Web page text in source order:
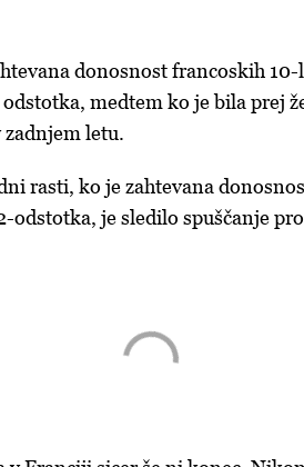
donosnost francoskih
medtem ko je bila prej
zadnjem letu.
rasti, ko je zahtevana
odstotka, je sledilo spuščanje